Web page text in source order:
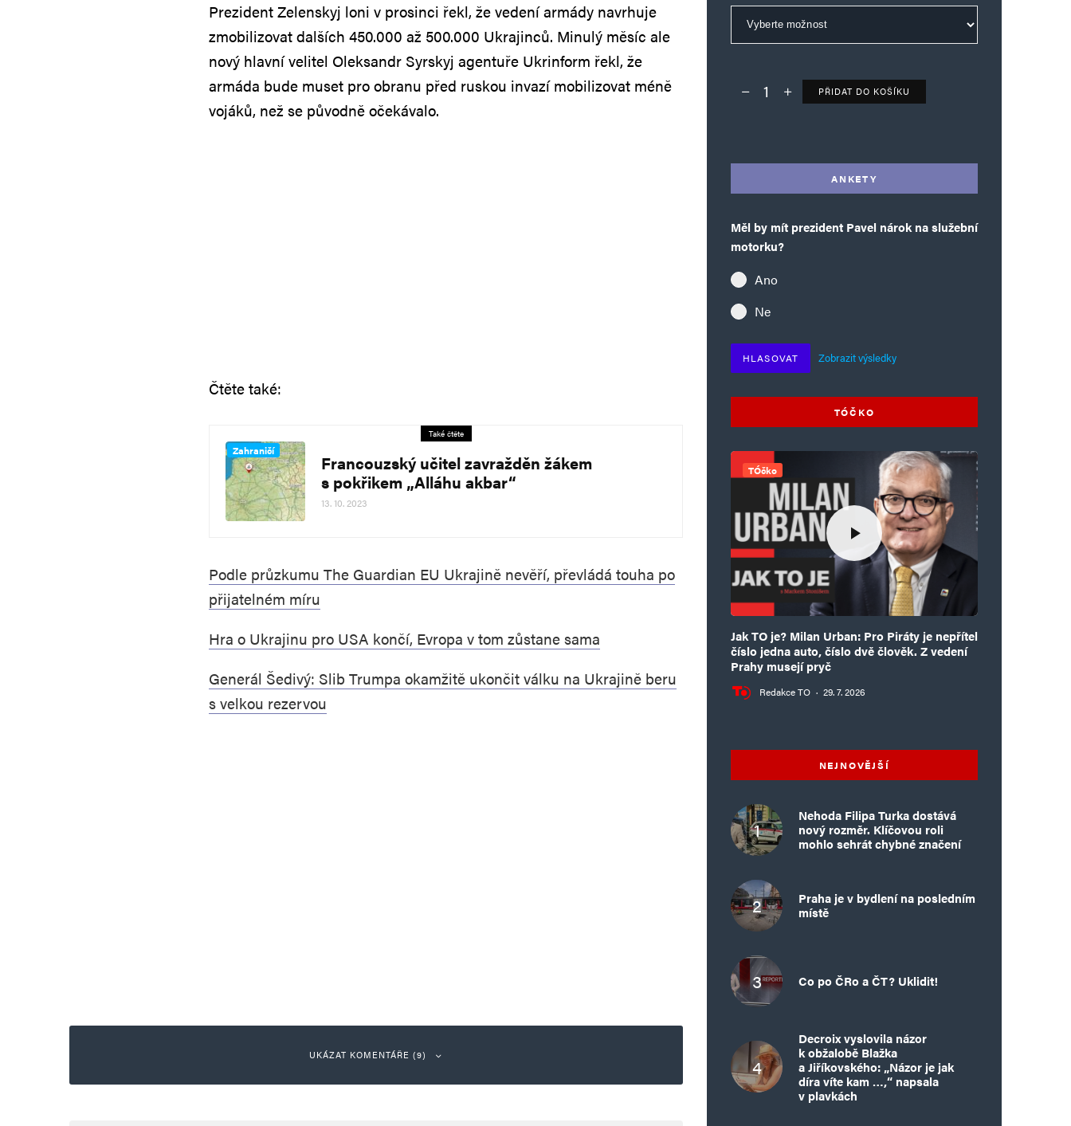
Prezident Zelenskyj loni v prosinci řekl, že vedení armády navrhuje
zmobilizovat dalších 450.000 až 500.000 Ukrajinců. Minulý měsíc ale
nový hlavní velitel Oleksandr Syrskyj agentuře Ukrinform řekl, že
armáda bude muset pro obranu před ruskou invazí mobilizovat méně
vojáků, než se původně očekávalo.
Čtěte také:
Také čtěte
Zahraničí
Francouzský učitel zavražděn žákem
s pokřikem „Alláhu akbar“
13. 10. 2023
Podle průzkumu The Guardian EU Ukrajině nevěří, převládá touha po
přijatelném míru
Hra o Ukrajinu pro USA končí, Evropa v tom zůstane sama
Generál Šedivý: Slib Trumpa okamžitě ukončit válku na Ukrajině beru
s velkou rezervou
UKÁZAT KOMENTÁŘE (9)
Deník TO – verze bez reklam množství
PŘIDAT DO KOŠÍKU
ANKETY
Měl by mít prezident Pavel nárok na služební
motorku?
Ano
Ne
HLASOVAT Zobrazit výsledky
TÓČKO
TÓčko
Jak TO je? Milan Urban: Pro Piráty je nepřítel
číslo jedna auto, číslo dvě člověk. Z vedení
Prahy musejí pryč
Redakce TO · 29. 7. 2026
NEJNOVĚJŠÍ
Nehoda Filipa Turka dostává
nový rozměr. Klíčovou roli
mohlo sehrát chybné značení
Praha je v bydlení na posledním
místě
Co po ČRo a ČT? Uklidit!
Decroix vyslovila názor
k obžalobě Blažka
a Jiříkovského: „Názor je jak
díra víte kam …,“ napsala
v plavkách